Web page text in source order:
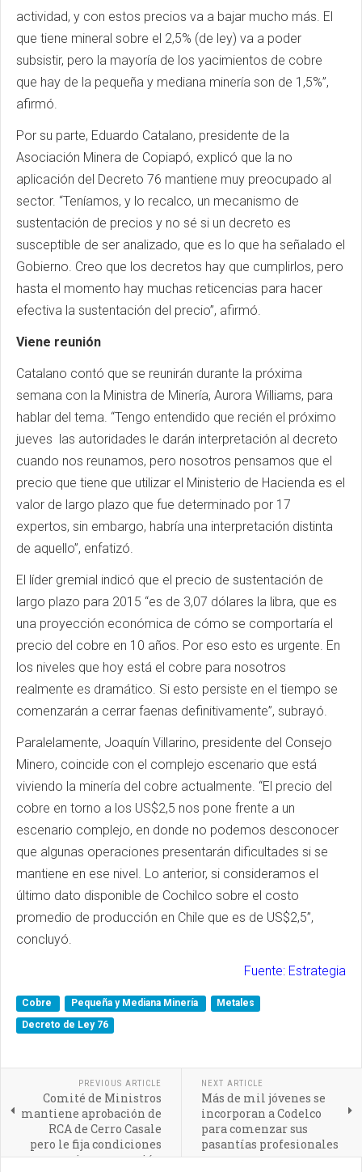
actividad, y con estos precios va a bajar mucho más. El
que tiene mineral sobre el 2,5% (de ley) va a poder
subsistir, pero la mayoría de los yacimientos de cobre
que hay de la pequeña y mediana minería son de 1,5%”,
afirmó.
Por su parte, Eduardo Catalano, presidente de la
Asociación Minera de Copiapó, explicó que la no
aplicación del Decreto 76 mantiene muy preocupado al
sector. “Teníamos, y lo recalco, un mecanismo de
sustentación de precios y no sé si un decreto es
susceptible de ser analizado, que es lo que ha señalado el
Gobierno. Creo que los decretos hay que cumplirlos, pero
hasta el momento hay muchas reticencias para hacer
efectiva la sustentación del precio”, afirmó.
Viene reunión
Catalano contó que se reunirán durante la próxima
semana con la Ministra de Minería, Aurora Williams, para
hablar del tema. “Tengo entendido que recién el próximo
jueves las autoridades le darán interpretación al decreto
cuando nos reunamos, pero nosotros pensamos que el
precio que tiene que utilizar el Ministerio de Hacienda es el
valor de largo plazo que fue determinado por 17
expertos, sin embargo, habría una interpretación distinta
de aquello”, enfatizó.
El líder gremial indicó que el precio de sustentación de
largo plazo para 2015 “es de 3,07 dólares la libra, que es
una proyección económica de cómo se comportaría el
precio del cobre en 10 años. Por eso esto es urgente. En
los niveles que hoy está el cobre para nosotros
realmente es dramático. Si esto persiste en el tiempo se
comenzarán a cerrar faenas definitivamente”, subrayó.
Paralelamente, Joaquín Villarino, presidente del Consejo
Minero, coincide con el complejo escenario que está
viviendo la minería del cobre actualmente. “El precio del
cobre en torno a los US$2,5 nos pone frente a un
escenario complejo, en donde no podemos desconocer
que algunas operaciones presentarán dificultades si se
mantiene en ese nivel. Lo anterior, si consideramos el
último dato disponible de Cochilco sobre el costo
promedio de producción en Chile que es de US$2,5”,
concluyó.
Fuente: Estrategia
Cobre Pequeña y Mediana Minería
Metales
Decreto de Ley 76
PREVIOUS ARTICLE
Comité de Ministros
mantiene aprobación de
RCA de Cerro Casale
pero le fija condiciones
previas a operación
NEXT ARTICLE
Más de mil jóvenes se
incorporan a Codelco
para comenzar sus
pasantías profesionales